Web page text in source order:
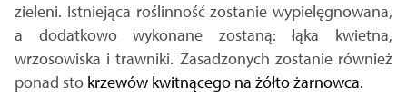
zieleni. Istniejąca roślinność zostanie wypielęgnowana,
a dodatkowo wykonane zostaną: łąka kwietna,
wrzosowiska i trawniki. Zasadzonych zostanie również
ponad sto krzewów kwitnącego na żółto żarnowca.